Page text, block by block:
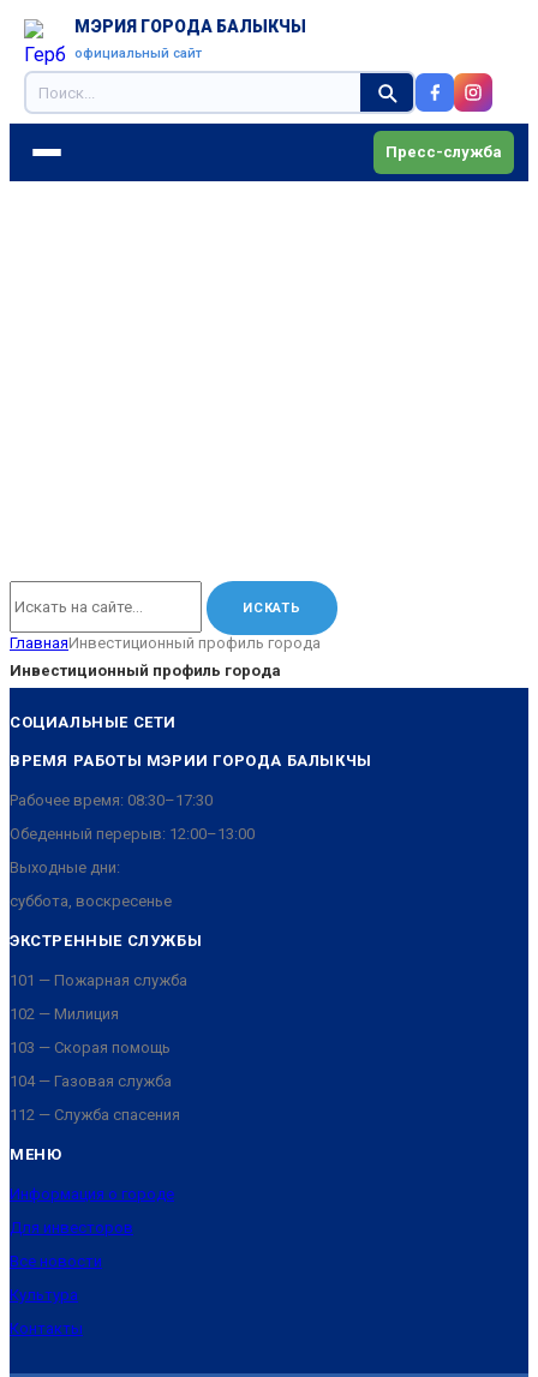
МЭРИЯ ГОРОДА БАЛЫКЧЫ
официальный сайт
Пресс-служба
ГлавнаяИнвестиционный профиль города
Инвестиционный профиль города
СОЦИАЛЬНЫЕ СЕТИ
ВРЕМЯ РАБОТЫ МЭРИИ ГОРОДА БАЛЫКЧЫ
Рабочее время: 08:30–17:30
Обеденный перерыв: 12:00–13:00
Выходные дни:
суббота, воскресенье
ЭКСТРЕННЫЕ СЛУЖБЫ
101 — Пожарная служба
102 — Милиция
103 — Скорая помощь
104 — Газовая служба
112 — Служба спасения
МЕНЮ
Информация о городе
Для инвесторов
Все новости
Культура
Контакты